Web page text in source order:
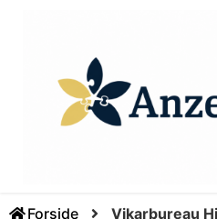
Forside Vikarbureau